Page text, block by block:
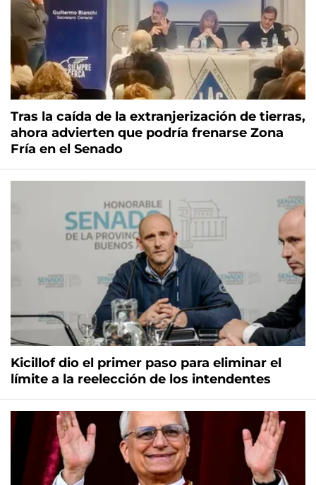
Tras la caída de la extranjerización de tierras,
ahora advierten que podría frenarse Zona
Fría en el Senado
Kicillof dio el primer paso para eliminar el
límite a la reelección de los intendentes